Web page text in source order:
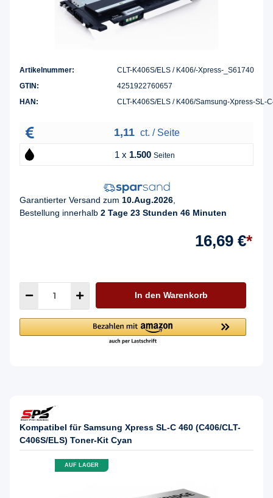
Artikelnummer:
CLT-K406S/ELS / K406/-Xpress-_S61740
GTIN:
4251922760657
HAN:
CLT-K406S/ELS / K406/Samsung-Xpress-SL-
1,11 ct. / Seite
1 x 1.500 Seiten
Garantierter Versand zum 10.Aug.2026
Bestellung innerhalb 2 Tage 23 Stunden 46 Minuten
16,69 €*
In den Warenkorb
Kompatibel für Samsung Xpress SL-C 460 (C406/CLT-
C406S/ELS) Toner-Kit Cyan
AUF LAGER